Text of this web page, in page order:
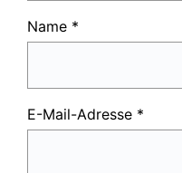
Name *
E-Mail-Adresse *